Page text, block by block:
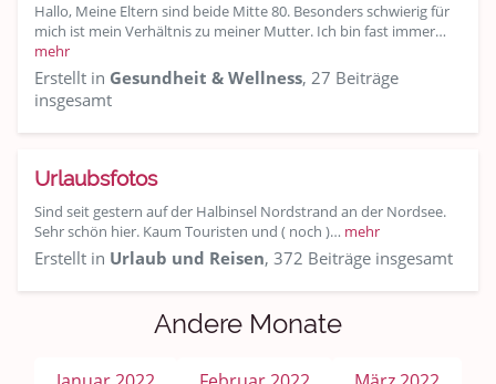
Hallo, Meine Eltern sind beide Mitte 80. Besonders schwierig für
mich ist mein Verhältnis zu meiner Mutter. Ich bin fast immer…
mehr
Erstellt in Gesundheit & Wellness, 27 Beiträge
insgesamt
Urlaubsfotos
Sind seit gestern auf der Halbinsel Nordstrand an der Nordsee.
Sehr schön hier. Kaum Touristen und ( noch )… mehr
Erstellt in Urlaub und Reisen, 372 Beiträge insgesamt
Andere Monate